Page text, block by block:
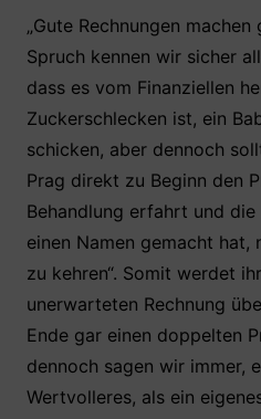
„Gute Rechnungen machen
Spruch kennen wir sicher
dass es vom Finanziellen
Zuckerschlecken ist, ein
schicken, aber dennoch
Prag direkt zu Beginn den
Behandlung erfahrt und
einen Namen gemacht hat,
zu kehren“. Somit werdet
unerwarteten Rechnung
Ende gar einen doppelten
dennoch sagen wir immer,
Wertvolleres, als ein